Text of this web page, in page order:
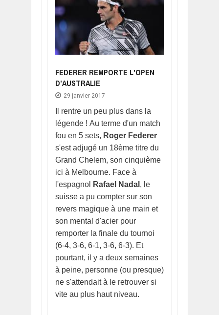
FEDERER REMPORTE L'OPEN
D'AUSTRALIE
29 janvier 2017
Il rentre un peu plus dans la
légende ! Au terme d'un match
fou en 5 sets, Roger Federer
s'est adjugé un 18ème titre du
Grand Chelem, son cinquième
ici à Melbourne. Face à
l'espagnol
Rafael Nadal , le
suisse a pu compter sur son
revers magique à une main et
son mental d'acier pour
remporter la finale du tournoi
(6-4, 3-6, 6-1, 3-6, 6-3). Et
pourtant, il y a deux semaines
à peine, personne (ou presque)
ne s'attendait à le retrouver si
vite au plus haut niveau.